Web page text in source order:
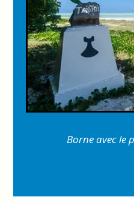
Borne avec le